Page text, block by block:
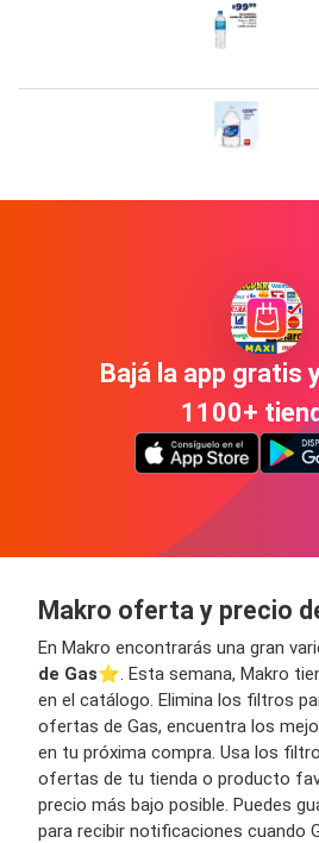
Bajá la app gratis
1100+
Makro oferta y precio
En Makro encontrarás una gran
de Gas⭐️. Esta semana, Makro
en el catálogo. Elimina los filtros
ofertas de Gas, encuentra los
en tu próxima compra. Usa los
ofertas de tu tienda o producto
precio más bajo posible. Puedes
para recibir notificaciones cuando